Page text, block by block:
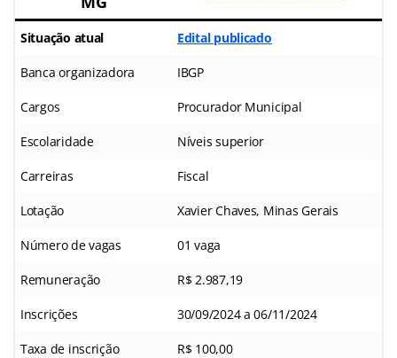
Situação atual Edital publicado
Banca organizadora IBGP
Cargos Procurador Municipal
Escolaridade Níveis superior
Carreiras Fiscal
Lotação Xavier Chaves, Minas Gerais
Número de vagas 01 vaga
Remuneração R$ 2.987,19
Inscrições 30/09/2024 a 06/11/2024
Taxa de inscrição R$ 100,00